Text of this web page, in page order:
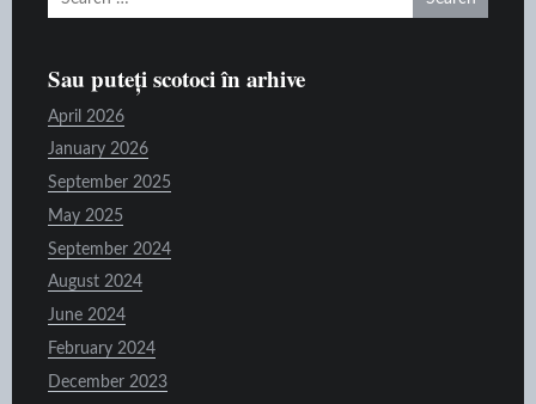
Sau puteți scotoci în arhive
April 2026
January 2026
September 2025
May 2025
September 2024
August 2024
June 2024
February 2024
December 2023